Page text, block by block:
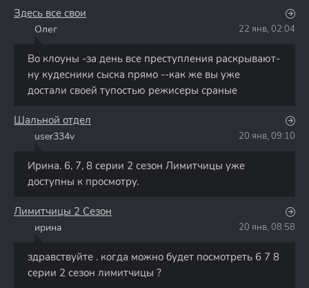
Здесь все свои
Олег 22 янв, 02:04
Во клоуны -за день все преступления раскрывают-
ну кудесники сыска прямо --как же вы уже
достали своей тупостью режисеры сраные
Шальной отдел
user334v 20 янв, 09:10
Ирина. 6, 7, 8 серии 2 сезон Лимитчицы уже
доступны к просмотру.
Лимитчицы 2 Сезон
ирина 20 янв, 08:58
здравствуйте . когда можно будет посмотреть 6 7 8
серии 2 сезон лимитчицы ?